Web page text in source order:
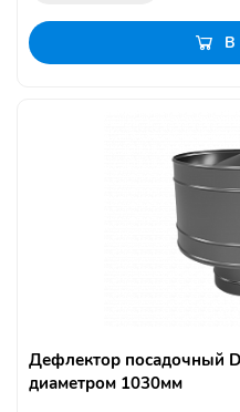
В
Дефлектор посадочный
диаметром 1030мм